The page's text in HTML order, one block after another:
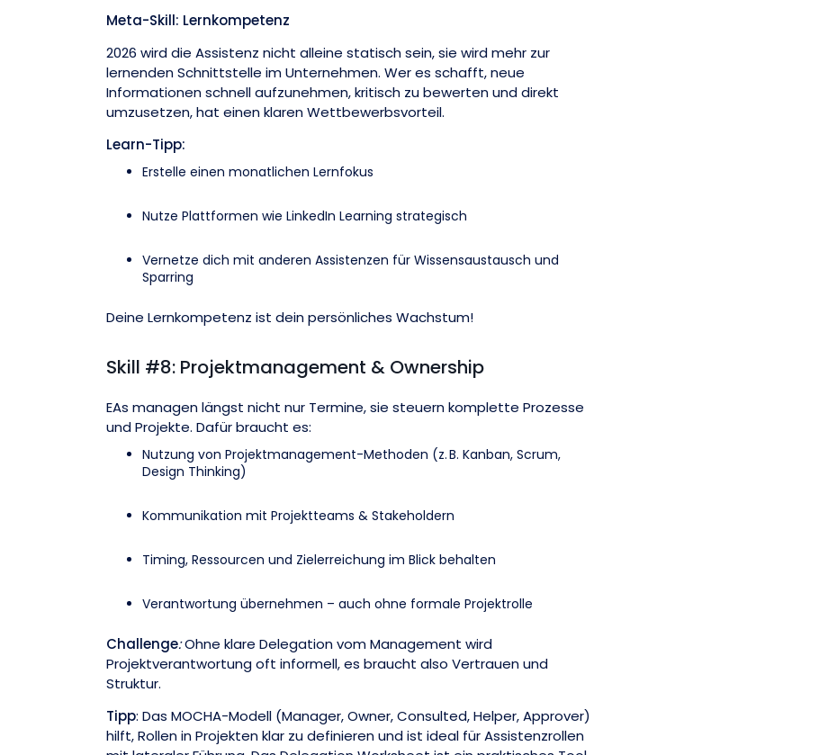
Meta-Skill: Lernkompetenz
2026 wird die Assistenz nicht alleine statisch sein, sie wird mehr zur
lernenden Schnittstelle im Unternehmen. Wer es schafft, neue
Informationen schnell aufzunehmen, kritisch zu bewerten und direkt
umzusetzen, hat einen klaren Wettbewerbsvorteil.
Learn-Tipp:
Erstelle einen monatlichen Lernfokus
Nutze Plattformen wie LinkedIn Learning strategisch
Vernetze dich mit anderen Assistenzen für Wissensaustausch und
Sparring
Deine Lernkompetenz ist dein persönliches Wachstum!
Skill #8: Projektmanagement & Ownership
EAs managen längst nicht nur Termine, sie steuern komplette Prozesse
und Projekte. Dafür braucht es:
Nutzung von Projektmanagement-Methoden (z. B. Kanban, Scrum,
Design Thinking)
Kommunikation mit Projektteams & Stakeholdern
Timing, Ressourcen und Zielerreichung im Blick behalten
Verantwortung übernehmen – auch ohne formale Projektrolle
Challenge:Ohne klare Delegation vom Management wird
Projektverantwortung oft informell, es braucht also Vertrauen und
Struktur.
Tipp: Das MOCHA-Modell (Manager, Owner, Consulted, Helper, Approver)
hilft, Rollen in Projekten klar zu definieren und ist ideal für Assistenzrollen